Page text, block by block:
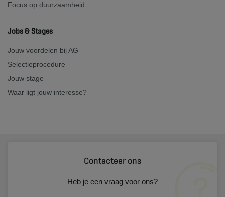
Focus op duurzaamheid
Jobs & Stages
Jouw voordelen bij AG
Selectieprocedure
Jouw stage
Waar ligt jouw interesse?
Contacteer ons
Heb je een vraag voor ons?